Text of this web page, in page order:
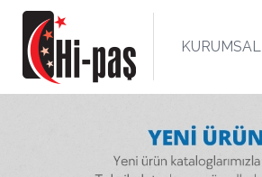
KURUMSAL